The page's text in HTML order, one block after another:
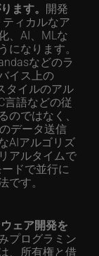
ます。 開発
ィカルなア
、AI、MLな
になります。
などのラ
イス上の
タイルのアル
言語などの従
ではなく、
データ送信
AIアルゴリズ
アルタイムで
ドで並行に
す。
ェア開発を
プログラミン
、所有権と借